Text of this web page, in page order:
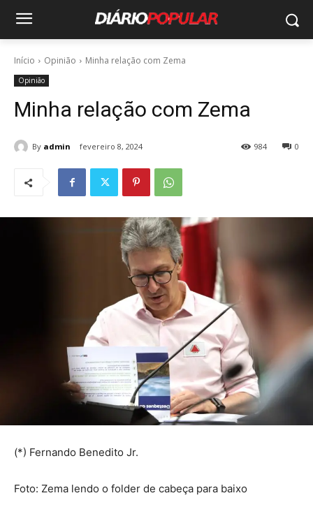
Início Opinião Minha relação com Zema
Opinião
Minha relação com Zema
By admin fevereiro 8, 2024 0
984
(*) Fernando Benedito Jr.
Foto: Zema lendo o folder de cabeça para baixo